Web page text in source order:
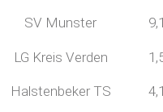
SV Munster
LG Kreis Verden
Halstenbeker TS